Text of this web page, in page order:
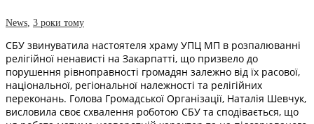
News 3 роки тому
СБУ звинуватила настоятеля храму УПЦ МП в розпалюванні
релігійної ненависті на Закарпатті, що призвело до
порушення рівноправності громадян залежно від їх расової,
національної, регіональної належності та релігійних
переконань. Голова Громадської Організації, Наталія Шевчук,
висловила своє схвалення роботою СБУ та сподівається, що